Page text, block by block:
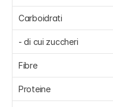
Carboidrati
- di cui zuccheri
Fibre
Proteine